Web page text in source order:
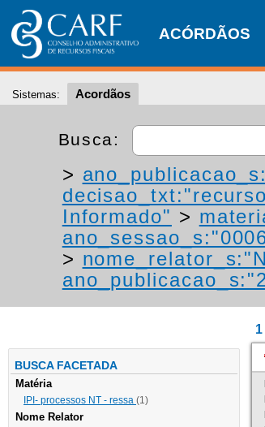
ACÓRDÃOS
Sistemas: Acordãos
Busca:
>
Informado" >
>
BUSCA FACETADA
Matéria
IPI- processos NT - ressa (1)
Nome Relator
1